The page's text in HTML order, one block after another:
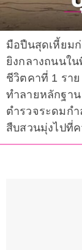
มือปืนสุดเหี้ยม
ยิงกลางถนนใ
ชีวิตคาที่ 1 รา
ทำลายหลักฐา
ตำรวจระดมก
สืบสวนมุ่งไปที่